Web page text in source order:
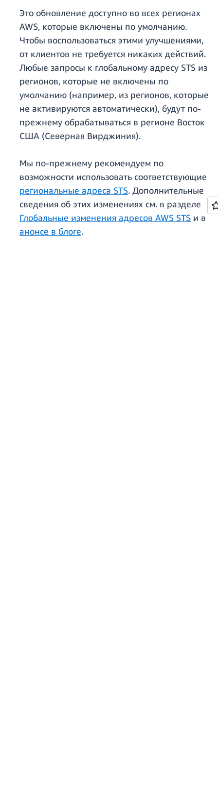
Это обновление доступно во всех регионах
AWS, которые включены по умолчанию.
Чтобы воспользоваться этими улучшениями,
от клиентов не требуется никаких действий.
Любые запросы к глобальному адресу STS из
регионов, которые не включены по
умолчанию (например, из регионов, которые
не активируются автоматически), будут по-
прежнему обрабатываться в регионе Восток
США (Северная Вирджиния).
Мы по-прежнему рекомендуем по
возможности использовать соответствующие
региональные адреса STS. Дополнительные
сведения об этих изменениях см. в разделе
Глобальные изменения адресов AWS STS и в
анонсе в блоге.